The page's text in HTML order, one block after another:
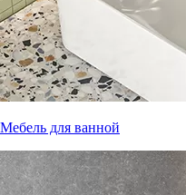
Мебель для ванной